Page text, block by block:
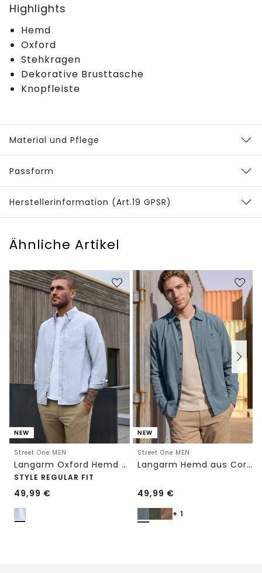
Highlights
Hemd
Oxford
Stehkragen
Dekorative Brusttasche
Knopfleiste
Material und Pflege
Passform
Herstellerinformation (Art.19 GPSR)
Ähnliche Artikel
NEW
Street One MEN
Langarm Oxford Hemd mit Streifenmuster
STYLE REGULAR FIT
49,99 €
NEW
Street One MEN
Langarm Hemd aus Cord in Unifarbe
49,99 €
+ 1